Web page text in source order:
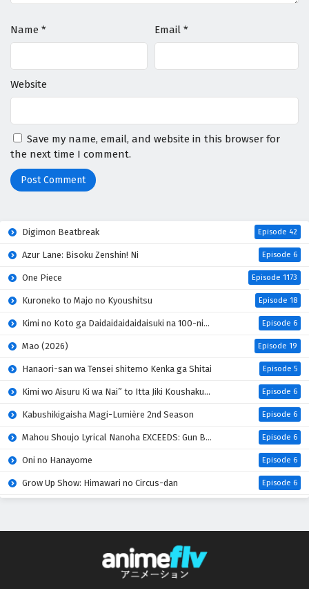
Name * Email *
Website
Save my name, email, and website in this browser for
the next time I comment.
Digimon Beatbreak Episode 42
Azur Lane: Bisoku Zenshin! Ni Episode 6
One Piece Episode 1173
Kuroneko to Majo no Kyoushitsu Episode 18
Kimi no Koto ga Daidaidaidaidaisuki na 100-nin no Kanojo 3rd Season Episode 6
Mao (2026) Episode 19
Hanaori-san wa Tensei shitemo Kenka ga Shitai Episode 5
Kimi wo Aisuru Ki wa Nai” to Itta Jiki Koushaku-sama ga Nazeka Dekiai shitekimasu Episode 6
Kabushikigaisha Magi-Lumière 2nd Season Episode 6
Mahou Shoujo Lyrical Nanoha EXCEEDS: Gun Blaze Vengeance Episode 6
Oni no Hanayome Episode 6
Grow Up Show: Himawari no Circus-dan Episode 6
Honzuki no Gekokujou: Shisho ni Naru Tame ni wa Shudan wo Erandeiraremasen 4th Season
Uchi no Otouto-domo ga Sumimasen